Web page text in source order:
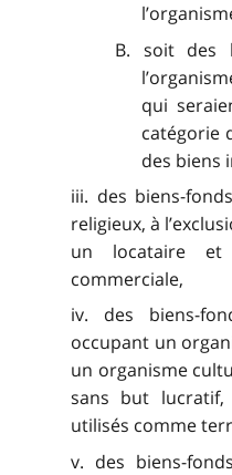
B. soit des
qui
catégorie
des biens
iii. des biens-
religieux, à
un locataire
commerciale,
iv. des biens-
occupant un
un organisme
sans but lucratif,
utilisés comme
v. des biens-